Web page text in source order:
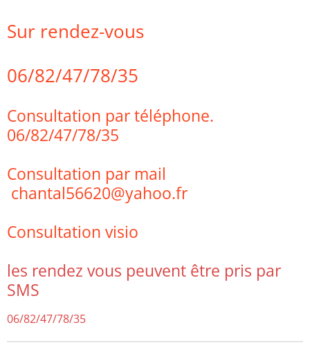
Sur rendez-vous
06/82/47/78/35
Consultation par téléphone.
06/82/47/78/35
Consultation par mail
chantal56620@yahoo.fr
Consultation visio
les rendez vous peuvent être pris par
SMS
06/82/47/78/35